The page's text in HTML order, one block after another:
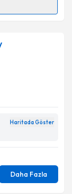
randevu
e-posta ile
Haritada Göster
Daha Fazla